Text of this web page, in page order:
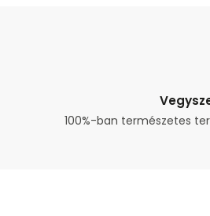
100%-ban természetes